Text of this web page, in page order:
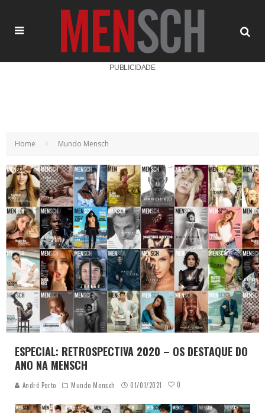
PUBLICIDADE
Home Mundo Mensch
ESPECIAL: RETROSPECTIVA 2020 – OS DESTAQUE DO
ANO NA MENSCH
André Porto Mundo Mensch 01/01/2021 0